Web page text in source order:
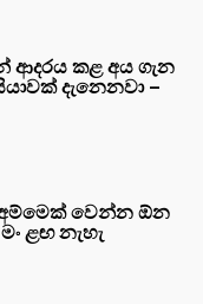
ආදරය කළ අය ගැන
දැනෙනවා –
අම්මෙක් වෙන්න ඕන
ළඟ නැහැ